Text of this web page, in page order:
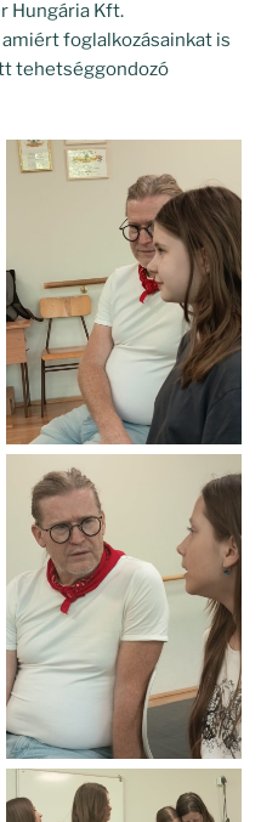
Hungária Kft.
foglalkozásainkat is
tehetséggondozó